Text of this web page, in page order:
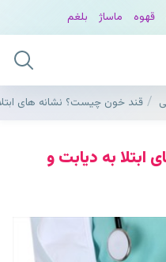
قهوه ماساژ بلغم
قند خون چیست؟ نشانه های
به دیابت و